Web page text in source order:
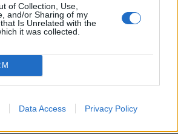
of Collection, Use,
and/or Sharing of my
Is Unrelated with the
it was collected.
Data Access Privacy Policy
aktivní: 25.02.2015 16:44
Počet přátel: 0
Profil zobrazen: 40x
místnosti
diskuze